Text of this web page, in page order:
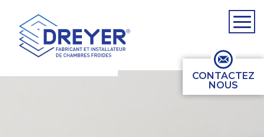
CONTACTEZ
NOUS